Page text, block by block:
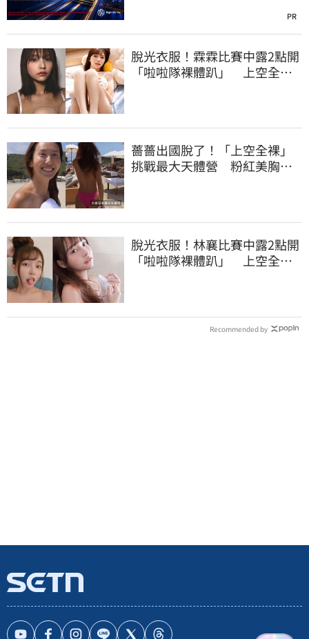
PR
脫光衣服！霖霖比賽中露2點開
「啦啦隊裸體趴」 上空全裸
薔薔出國脫了！「上空全裸」
挑戰最大天體營 粉紅美胸被
脫光衣服！林襄比賽中露2點開
「啦啦隊裸體趴」 上空全裸
Recommended by